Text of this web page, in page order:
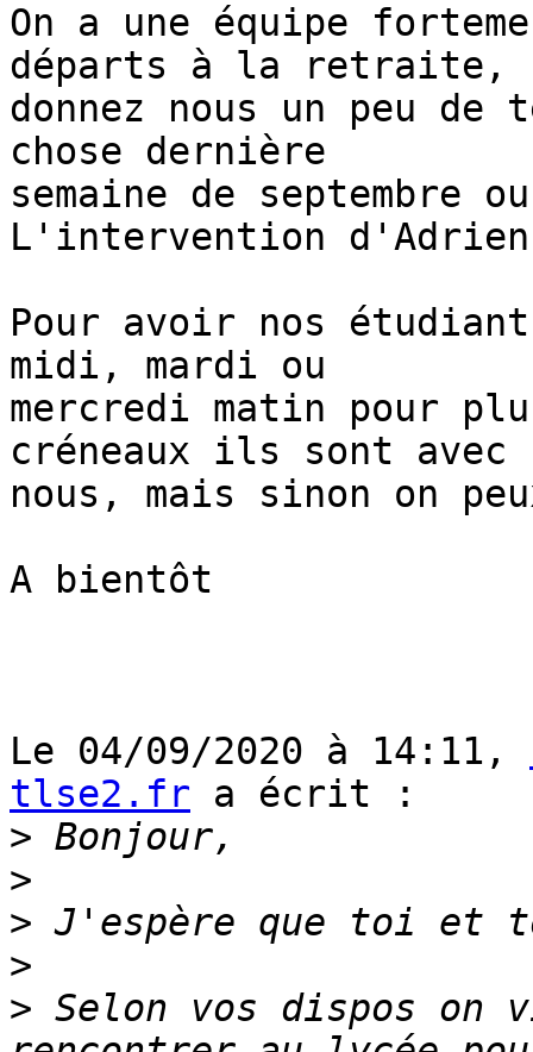
On a une équipe
départs à la retraite,
donnez nous un peu de
chose dernière
semaine de septembre
L'intervention
Pour avoir nos
midi, mardi ou
mercredi matin pour
créneaux ils sont avec
nous, mais sinon on
A bientôt
Le 04/09/2020 à 14:11,
tlse2.fr a écrit :
>
>
>
>
> Selon vos dispos on